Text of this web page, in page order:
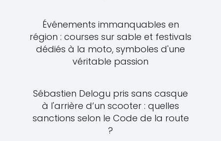
Événements immanquables en
région : courses sur sable et festivals
dédiés à la moto, symboles d'une
véritable passion
Sébastien Delogu pris sans casque
à l'arrière d’un scooter : quelles
sanctions selon le Code de la route
?